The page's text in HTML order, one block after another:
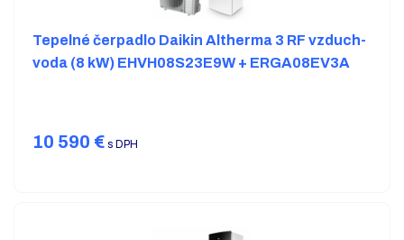
Tepelné čerpadlo Daikin Altherma 3 RF vzduch-
voda (8 kW) EHVH08S23E9W + ERGA08EV3A
10 590 € s DPH